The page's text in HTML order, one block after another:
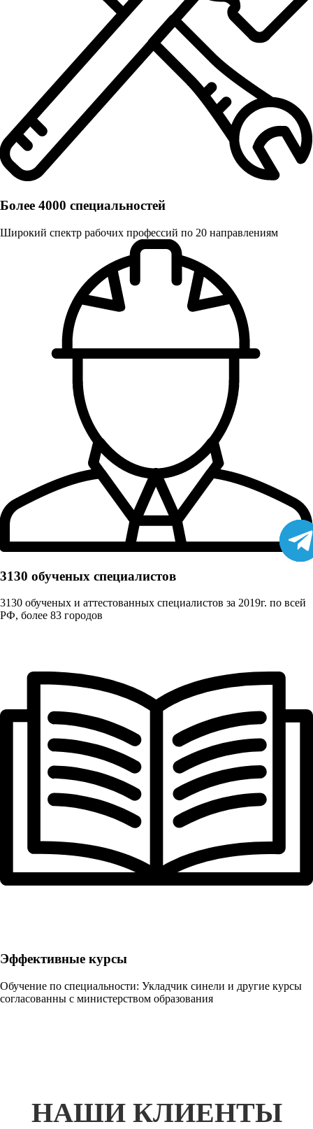
Более 4000 специальностей
Широкий спектр рабочих профессий по 20 направлениям
3130 обученых cпециалистов
3130 обученых и аттестованных специалистов за 2019г. по всей
РФ, более 83 городов
Эффективные курсы
Обучение по специальности: Укладчик синели и другие курсы
согласованны с министерством образования
НАШИ КЛИЕНТЫ